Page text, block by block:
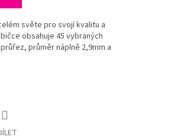
světe pro svojí kvalitu a
obsahuje 45 vybraných
průměr náplně 2,9mm a